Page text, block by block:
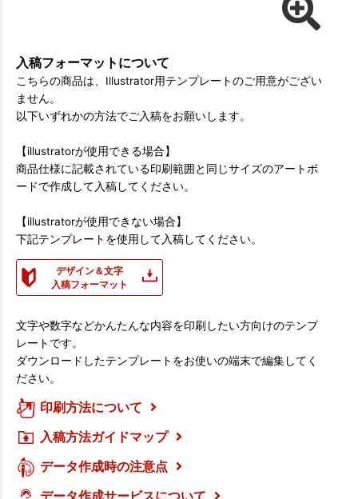
入稿フォーマットについて
こちらの商品は、Illustrator用テンプレートのご用意がござい
ません。
以下いずれかの方法でご入稿をお願いします。
【illustratorが使用できる場合】
商品仕様に記載されている印刷範囲と同じサイズのアートボ
ードで作成して入稿してください。
【illustratorが使用できない場合】
下記テンプレートを使用して入稿してください。
デザイン＆文字
入稿フォーマット
文字や数字などかんたんな内容を印刷したい方向けのテンプ
レートです。
ダウンロードしたテンプレートをお使いの端末で編集してく
ださい。
印刷方法について
入稿方法ガイドマップ
データ作成時の注意点
データ作成サービスについて